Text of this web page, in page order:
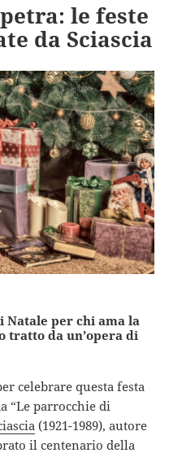
le feste
da Sciascia
Natale per chi ama la
tratto da un’opera di
celebrare questa festa
“Le parrocchie di
(1921-1989), autore
il centenario della